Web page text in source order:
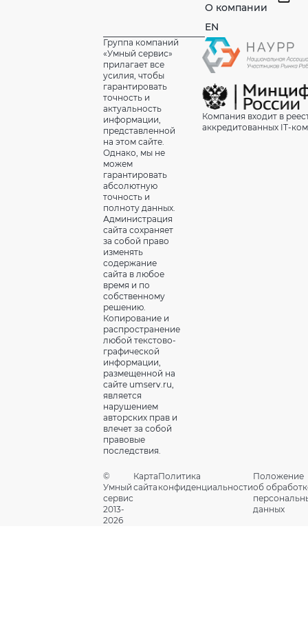
О компании
EN
Группа компаний
«Умный сервис»
прилагает все
усилия, чтобы
гарантировать
точность и
актуальность
информации,
представленной
на этом сайте.
Однако, мы не
можем
гарантировать
абсолютную
точность и
полноту данных.
Администрация
сайта сохраняет
за собой право
изменять
содержание
сайта в любое
время и по
собственному
решению.
Копирование и
распространение
любой текстово-
графической
информации,
размещенной на
сайте umserv.ru,
является
нарушением
авторских прав и
влечет за собой
правовые
последствия.
Компания входит в
аккредитованных IT-
©
Умный
сервис
2013-
2026
Карта
сайта
Политика
конфиденциальности
Положение
об
данных